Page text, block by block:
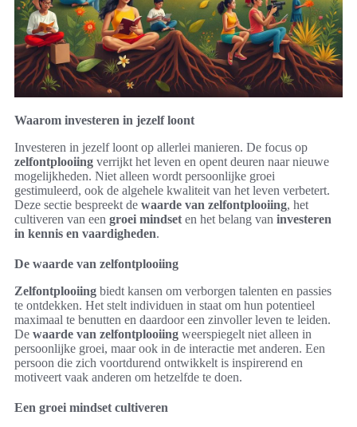
Waarom investeren in jezelf loont
Investeren in jezelf loont op allerlei manieren. De focus op
zelfontplooiing verrijkt het leven en opent deuren naar nieuwe
mogelijkheden. Niet alleen wordt persoonlijke groei
gestimuleerd, ook de algehele kwaliteit van het leven verbetert.
Deze sectie bespreekt de waarde van zelfontplooiing, het
cultiveren van een groei mindset en het belang van investeren
in kennis en vaardigheden.
De waarde van zelfontplooiing
Zelfontplooiing biedt kansen om verborgen talenten en passies
te ontdekken. Het stelt individuen in staat om hun potentieel
maximaal te benutten en daardoor een zinvoller leven te leiden.
De waarde van zelfontplooiing weerspiegelt niet alleen in
persoonlijke groei, maar ook in de interactie met anderen. Een
persoon die zich voortdurend ontwikkelt is inspirerend en
motiveert vaak anderen om hetzelfde te doen.
Een groei mindset cultiveren